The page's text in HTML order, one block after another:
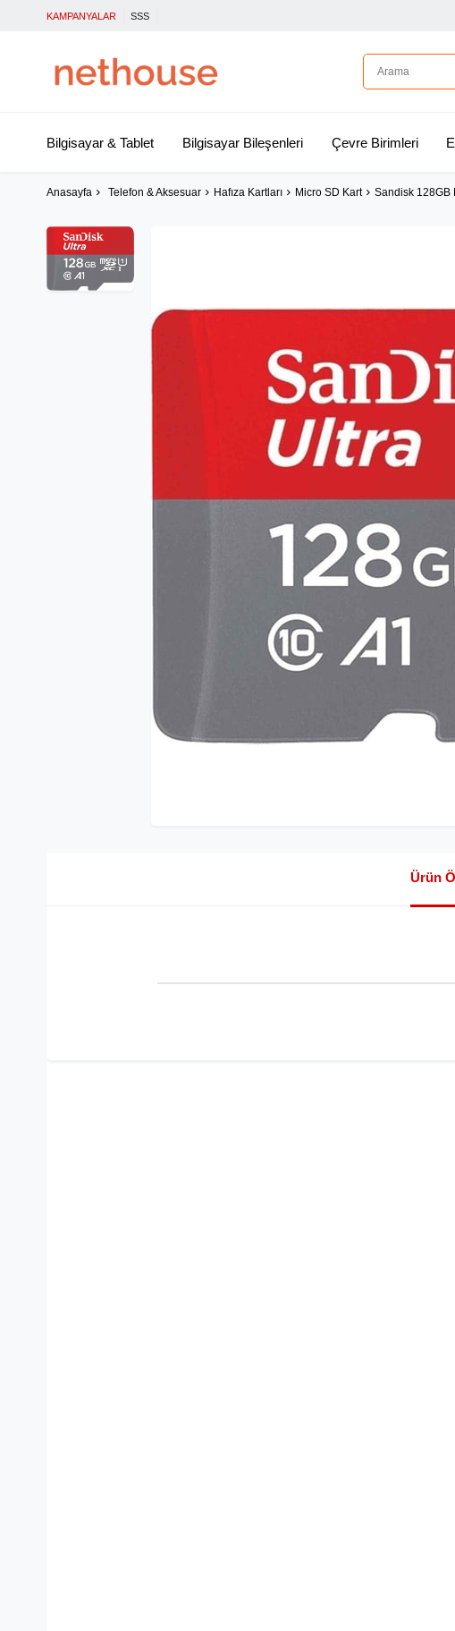
KAMPANYALAR SSS
Bilgisayar & Tablet Bilgisayar Bileşenleri Çevre Birimleri
Anasayfa Telefon & Aksesuar Hafıza Kartları Micro SD Kart Sandisk 128GB
Ürün